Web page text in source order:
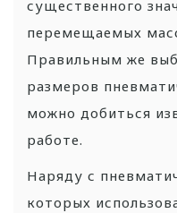
существенного
перемещаемых
Правильным же
размеров
можно добиться
работе.
Наряду с
которых